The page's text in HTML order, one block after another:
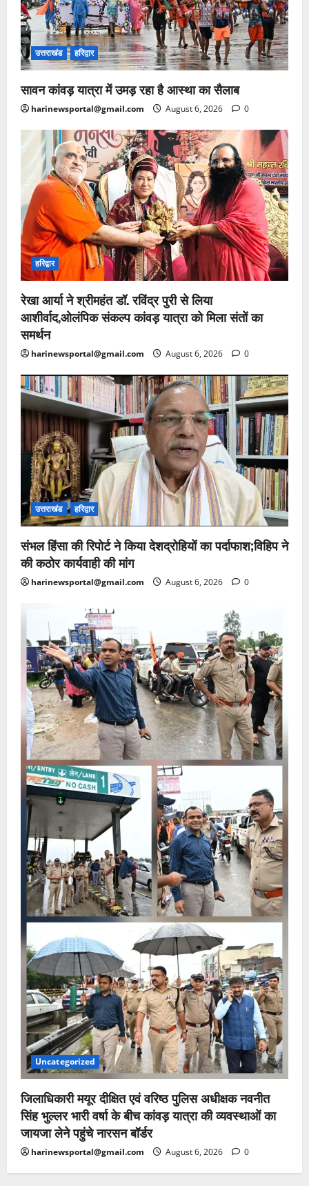
उत्तराखंड हरिद्वार
सावन कांवड़ यात्रा में उमड़ रहा है आस्था का सैलाब
harinewsportal@gmail.com August 6, 2026 0
हरिद्वार
रेखा आर्या ने श्रीमहंत डॉ. रविंद्र पुरी से लिया
आशीर्वाद,ओलंपिक संकल्प कांवड़ यात्रा को मिला संतों का
समर्थन
harinewsportal@gmail.com August 6, 2026 0
उत्तराखंड हरिद्वार
संभल हिंसा की रिपोर्ट ने किया देशद्रोहियों का पर्दाफाश;विहिप ने
की कठोर कार्यवाही की मांग
harinewsportal@gmail.com August 6, 2026 0
Uncategorized
जिलाधिकारी मयूर दीक्षित एवं वरिष्ठ पुलिस अधीक्षक नवनीत
सिंह भुल्लर भारी वर्षा के बीच कांवड़ यात्रा की व्यवस्थाओं का
जायजा लेने पहुंचे नारसन बॉर्डर
harinewsportal@gmail.com August 6, 2026 0